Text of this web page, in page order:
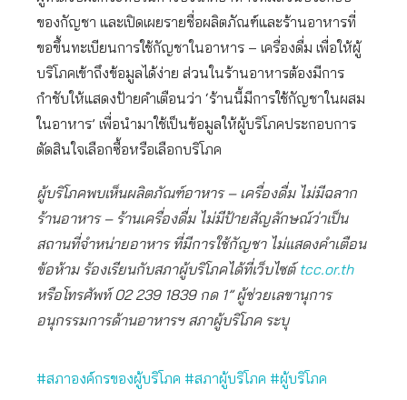
ของกัญชา และเปิดเผยรายชื่อผลิตภัณฑ์และร้านอาหารที่
ขอขึ้นทะเบียนการใช้กัญชาในอาหาร – เครื่องดื่ม เพื่อให้ผู้
บริโภคเข้าถึงข้อมูลได้ง่าย ส่วนในร้านอาหารต้องมีการ
กำชับให้แสดงป้ายคำเตือนว่า ‘ร้านนี้มีการใช้กัญชาในผสม
ในอาหาร’ เพื่อนำมาใช้เป็นข้อมูลให้ผู้บริโภคประกอบการ
ตัดสินใจเลือกซื้อหรือเลือกบริโภค
ผู้บริโภคพบเห็นผลิตภัณฑ์อาหาร – เครื่องดื่ม ไม่มีฉลาก
ร้านอาหาร – ร้านเครื่องดื่ม ไม่มีป้ายสัญลักษณ์ว่าเป็น
สถานที่จำหน่ายอาหาร ที่มีการใช้กัญชา ไม่แสดงคำเตือน
ข้อห้าม ร้องเรียนกับสภาผู้บริโภคได้ที่เว็บไซต์tcc.or.th
หรือโทรศัพท์ 02 239 1839 กด 1” ผู้ช่วยเลขานุการ
อนุกรรมการด้านอาหารฯ สภาผู้บริโภค ระบุ
#สภาองค์กรของผู้บริโภค #สภาผู้บริโภค #ผู้บริโภค